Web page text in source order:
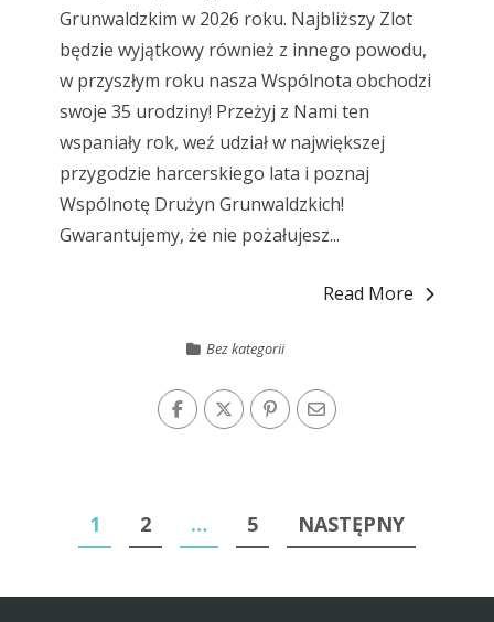
Grunwaldzkim w 2026 roku. Najbliższy Zlot
będzie wyjątkowy również z innego powodu,
w przyszłym roku nasza Wspólnota obchodzi
swoje 35 urodziny! Przeżyj z Nami ten
wspaniały rok, weź udział w największej
przygodzie harcerskiego lata i poznaj
Wspólnotę Drużyn Grunwaldzkich!
Gwarantujemy, że nie pożałujesz...
Read More
Bez kategorii
Stronicowanie
wpisów
1 2 … 5 NASTĘPNY